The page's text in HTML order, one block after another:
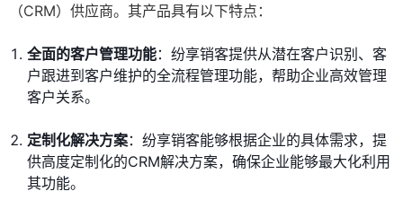
（CRM）供应商。其产品具有以下特点：
全面的客户管理功能：纷享销客提供从潜在客户识别、客
户跟进到客户维护的全流程管理功能，帮助企业高效管理
客户关系。
定制化解决方案：纷享销客能够根据企业的具体需求，提
供高度定制化的CRM解决方案，确保企业能够最大化利用
其功能。